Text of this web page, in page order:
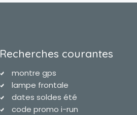
Recherches courantes
montre gps
lampe frontale
dates soldes été
code promo i-run